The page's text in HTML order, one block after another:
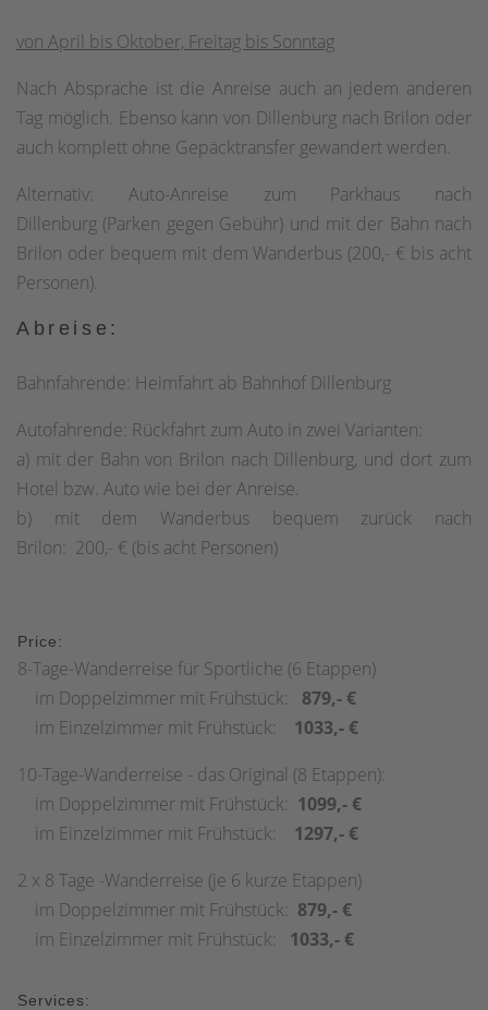
von April bis Oktober, Freitag bis Sonntag
Nach Absprache ist die Anreise auch an jedem anderen
Tag möglich. Ebenso kann von Dillenburg nach Brilon oder
auch komplett ohne Gepäcktransfer gewandert werden.
Alternativ: Auto-Anreise zum Parkhaus nach
Dillenburg (Parken gegen Gebühr) und mit der Bahn nach
Brilon oder bequem mit dem Wanderbus (200,- € bis acht
Personen).
Abreise:
Bahnfahrende: Heimfahrt ab Bahnhof Dillenburg
Autofahrende: Rückfahrt zum Auto in zwei Varianten:
a) mit der Bahn von Brilon nach Dillenburg, und dort zum
Hotel bzw. Auto wie bei der Anreise.
b) mit dem Wanderbus bequem zurück nach
Brilon: 200,- € (bis acht Personen)
Price:
8-Tage-Wanderreise für Sportliche (6 Etappen)
im Doppelzimmer mit Frühstück: 879,- €
im Einzelzimmer mit Frühstück:
1033,- €
10-Tage-Wanderreise - das Original (8 Etappen):
im Doppelzimmer mit Frühstück: 1099,- €
im Einzelzimmer mit Frühstück: 1297,- €
2 x 8 Tage -Wanderreise (je 6 kurze Etappen)
im Doppelzimmer mit Frühstück: 879,- €
im Einzelzimmer mit Frühstück: 1033,- €
Services: